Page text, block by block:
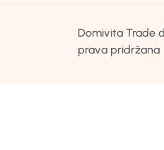
Domivita Trade
prava pridržana